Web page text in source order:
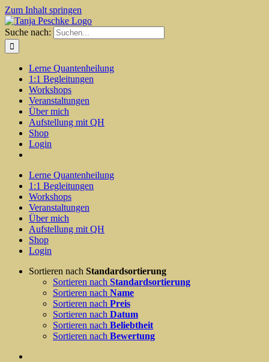
Zum Inhalt springen
Suche nach:
Lerne Quantenheilung
1:1 Begleitungen
Workshops
Veranstaltungen
Über mich
Aufstellung mit QH
Shop
Login
Lerne Quantenheilung
1:1 Begleitungen
Workshops
Veranstaltungen
Über mich
Aufstellung mit QH
Shop
Login
Sortieren nach Standardsortierung
Sortieren nach Standardsortierung
Sortieren nach Name
Sortieren nach Preis
Sortieren nach Datum
Sortieren nach Beliebtheit
Sortieren nach Bewertung